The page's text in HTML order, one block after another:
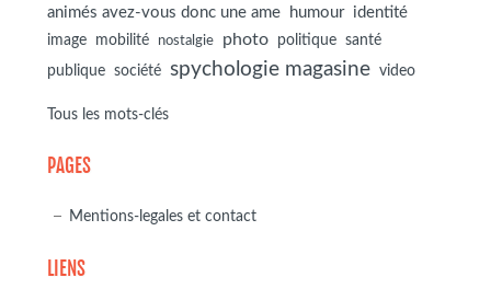
animés avez-vous donc une ame
humour identité
image mobilité nostalgie photo politique
santé
publique
société spychologie magasine video
Tous les mots-clés
PAGES
Mentions-legales et contact
LIENS